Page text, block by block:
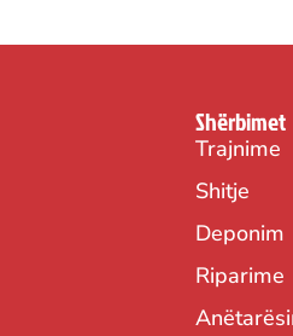
Shërbimet
Trajnime
Shitje
Deponim
Riparime